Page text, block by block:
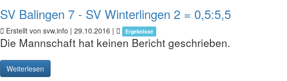
SV Balingen 7 - SV Winterlingen 2 = 0,5:5,5
Erstellt von svw.info | 29.10.2016 | Ergebnisse
Die Mannschaft hat keinen Bericht geschrieben.
Weiterlesen